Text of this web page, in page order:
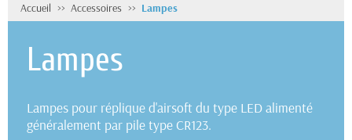
Accueil Accessoires Lampes
Lampes
Lampes pour réplique d'airsoft du type LED alimenté
généralement par pile type CR123.